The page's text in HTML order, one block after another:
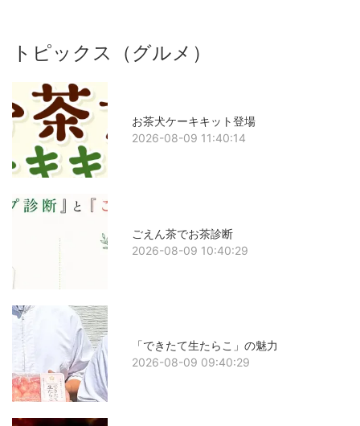
トピックス（グルメ）
お茶犬ケーキキット登場
2026-08-09 11:40:14
ごえん茶でお茶診断
2026-08-09 10:40:29
「できたて生たらこ」の魅力
2026-08-09 09:40:29